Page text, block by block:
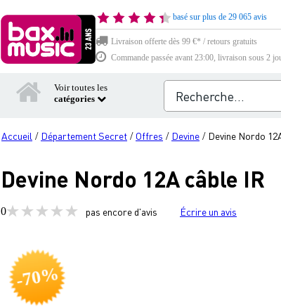
basé sur plus de 29 065 avis
Livraison offerte dès 99 €* / retours gratuits
Commande passée avant 23:00, livraison sous 2
Voir toutes les
catégories
Accueil / Département Secret / Offres / Devine / Devine Nordo
Devine Nordo 12A câble IR
0 pas encore d'avis Écrire un avis
-70%